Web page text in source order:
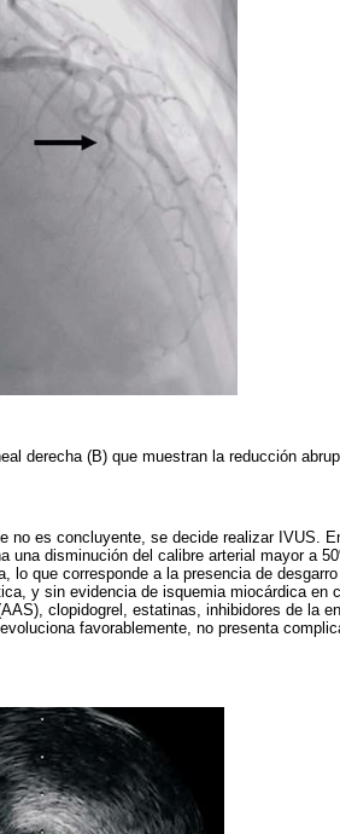
derecha (B) que muestran la reducción
no es concluyente, se decide realizar IVUS.
una disminución del calibre arterial mayor a
que corresponde a la presencia de
y sin evidencia de isquemia miocárdica en
clopidogrel, estatinas, inhibidores de la
favorablemente, no presenta